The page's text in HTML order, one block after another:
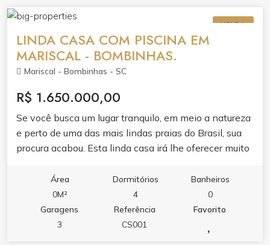
VENDA
LINDA CASA COM PISCINA EM
MARISCAL - BOMBINHAS.
Mariscal - Bombinhas - SC
R$ 1.650.000,00
Se você busca um lugar tranquilo, em meio a natureza
e perto de uma das mais lindas praias do Brasil, sua
procura acabou. Esta linda casa irá lhe oferecer muito
dormitórios sendo um deles suíte, amplo living
integrado, excelente e aconchegante espaço de
terreno com piscina e pomar. Não deixe de conhecer
essa casa encantadora. Agende sua visita.
Área
0M²
Dormitórios
4
Banheiros
0
Garagens
3
Referência
CS001
Favorito